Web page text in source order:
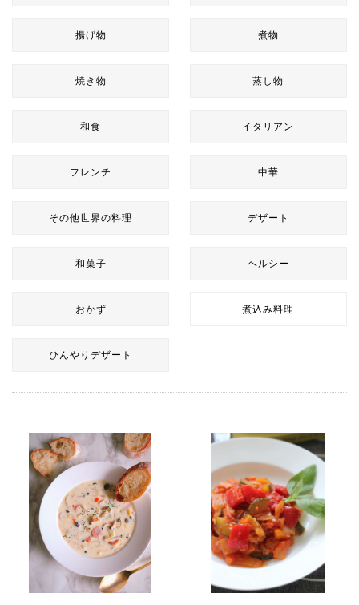
揚げ物 煮物
焼き物 蒸し物
和食 イタリアン
フレンチ 中華
その他世界の料理 デザート
和菓子 ヘルシー
おかず 煮込み料理
ひんやりデザート